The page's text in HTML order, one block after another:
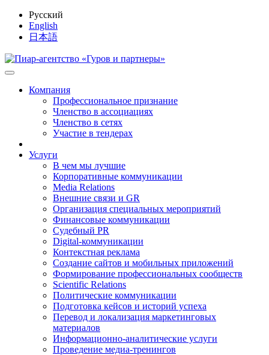
Русский
English
日本語
Компания
Профессиональное признание
Членство в ассоциациях
Членство в сетях
Участие в тендерах
Услуги
В чем мы лучшие
Корпоративные коммуникации
Media Relations
Внешние связи и GR
Организация специальных мероприятий
Финансовые коммуникации
Судебный PR
Digital-коммуникации
Контекстная реклама
Создание сайтов и мобильных приложений
Формирование профессиональных сообществ
Scientific Relations
Политические коммуникации
Подготовка кейсов и историй успеха
Перевод и локализация маркетинговых
материалов
Информационно-аналитические услуги
Проведение медиа-тренингов